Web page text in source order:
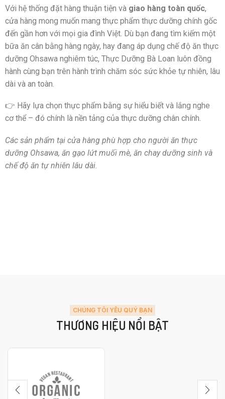
Với hệ thống đặt hàng thuận tiện và giao hàng toàn quốc,
cửa hàng mong muốn mang thực phẩm thực dưỡng chính gốc
đến gần hơn với mọi gia đình Việt. Dù bạn đang tìm kiếm một
bữa ăn cân bằng hàng ngày, hay đang áp dụng chế độ ăn thực
dưỡng Ohsawa nghiêm túc, Thực Dưỡng Bà Loan luôn đồng
hành cùng bạn trên hành trình chăm sóc sức khỏe tự nhiên, lâu
dài và an toàn.
👉 Hãy lựa chọn thực phẩm bằng sự hiểu biết và lắng nghe
cơ thể – đó chính là nền tảng của thực dưỡng chân chính.
Các sản phẩm tại cửa hàng phù hợp cho người ăn thực
dưỡng Ohsawa, ăn gạo lứt muối mè, ăn chay dưỡng sinh và
chế độ ăn tự nhiên lâu dài.
CHÚNG TÔI YÊU QUÝ BẠN
THƯƠNG HIỆU NỔI BẬT